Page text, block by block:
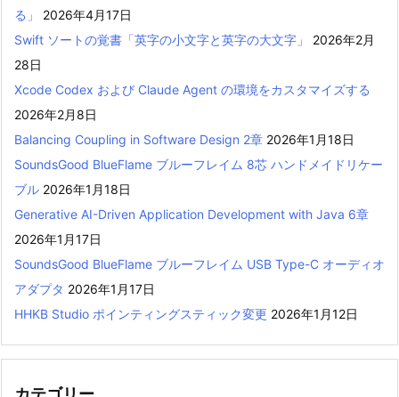
る」
2026年4月17日
Swift ソートの覚書「英字の小文字と英字の大文字」
2026年2月
28日
Xcode Codex および Claude Agent の環境をカスタマイズする
2026年2月8日
Balancing Coupling in Software Design 2章 2026年1月18日
SoundsGood BlueFlame ブルーフレイム 8芯 ハンドメイドリケー
ブル 2026年1月18日
Generative AI-Driven Application Development with Java 6章
2026年1月17日
SoundsGood BlueFlame ブルーフレイム USB Type-C オーディオ
アダプタ 2026年1月17日
HHKB Studio ポインティングスティック変更 2026年1月12日